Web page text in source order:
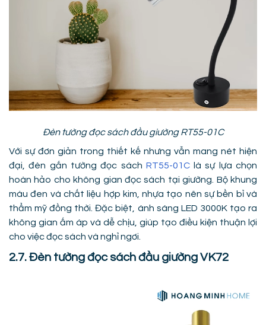
Đèn tường đọc sách đầu giường RT55-01C
Với sự đơn giản trong thiết kế nhưng vẫn mang nét hiện
đại, đèn gắn tường đọc sách RT55-01Clà sự lựa chọn
hoàn hảo cho không gian đọc sách tại giường. Bộ khung
màu đen và chất liệu hợp kim, nhựa tạo nên sự bền bỉ và
thẩm mỹ đồng thời. Đặc biệt, ánh sáng LED 3000K tạo ra
không gian ấm áp và dễ chịu, giúp tạo điều kiện thuận lợi
cho việc đọc sách và nghỉ ngơi.
2.7. Đèn tường đọc sách đầu giường VK72